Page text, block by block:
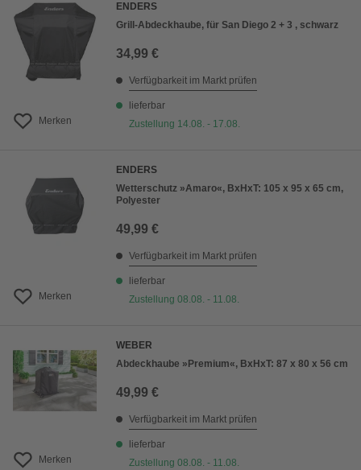
Merken
ENDERS
Grill-Abdeckhaube, für San Diego 2 + 3 , schwarz
34,99 €
Verfügbarkeit im Markt prüfen
lieferbar
Zustellung 14.08. - 17.08.
Merken
ENDERS
Wetterschutz »Amaro«, BxHxT: 105 x 95 x 65 cm,
Polyester
49,99 €
Verfügbarkeit im Markt prüfen
lieferbar
Zustellung 08.08. - 11.08.
Merken
WEBER
Abdeckhaube »Premium«, BxHxT: 87 x 80 x 56 cm
49,99 €
Verfügbarkeit im Markt prüfen
lieferbar
Zustellung 08.08. - 11.08.